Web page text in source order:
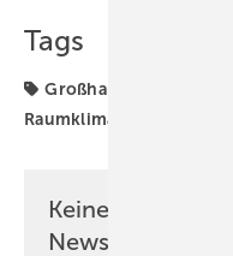
Tags
Großhandel
Raumklima
Keine Zeit? Kein
Newsletter!